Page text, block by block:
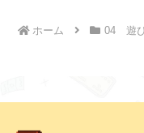
ホーム 04 遊び